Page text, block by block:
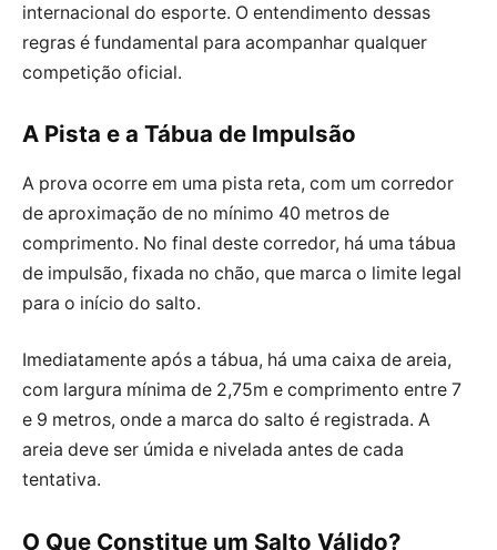
internacional do esporte. O entendimento dessas
regras é fundamental para acompanhar qualquer
competição oficial.
A Pista e a Tábua de Impulsão
A prova ocorre em uma pista reta, com um corredor
de aproximação de no mínimo 40 metros de
comprimento. No final deste corredor, há uma tábua
de impulsão, fixada no chão, que marca o limite legal
para o início do salto.
Imediatamente após a tábua, há uma caixa de areia,
com largura mínima de 2,75m e comprimento entre 7
e 9 metros, onde a marca do salto é registrada. A
areia deve ser úmida e nivelada antes de cada
tentativa.
O Que Constitue um Salto Válido?